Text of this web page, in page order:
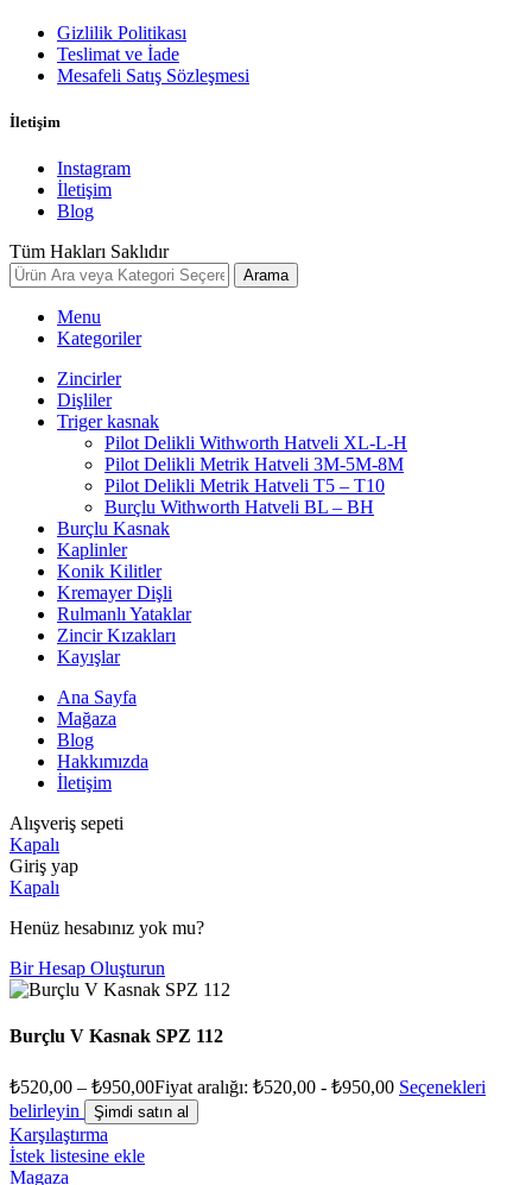
Gizlilik Politikası
Teslimat ve İade
Mesafeli Satış Sözleşmesi
İletişim
Instagram
İletişim
Blog
Tüm Hakları Saklıdır
Arama
Menu
Kategoriler
Zincirler
Dişliler
Triger kasnak
Pilot Delikli Withworth Hatveli XL-L-H
Pilot Delikli Metrik Hatveli 3M-5M-8M
Pilot Delikli Metrik Hatveli T5 – T10
Burçlu Withworth Hatveli BL – BH
Burçlu Kasnak
Kaplinler
Konik Kilitler
Kremayer Dişli
Rulmanlı Yataklar
Zincir Kızakları
Kayışlar
Ana Sayfa
Mağaza
Blog
Hakkımızda
İletişim
Alışveriş sepeti
Kapalı
Giriş yap
Kapalı
Henüz hesabınız yok mu?
Bir Hesap Oluşturun
Burçlu V Kasnak SPZ 112
₺520,00 – ₺950,00Fiyat aralığı: ₺520,00 - ₺950,00 Seçenekleri
belirleyin
Şimdi satın al
Karşılaştırma
İstek listesine ekle
Magaza